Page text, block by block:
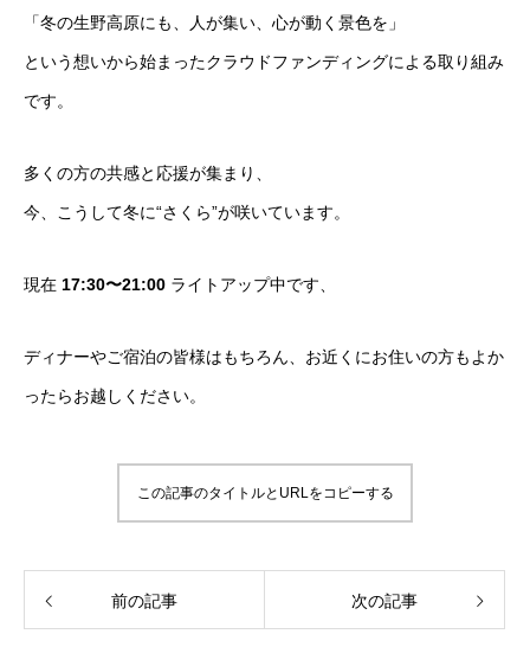
「冬の生野高原にも、人が集い、心が動く景色を」
という想いから始まったクラウドファンディングによる取り組み
です。
多くの方の共感と応援が集まり、
今、こうして冬に“さくら”が咲いています。
現在 17:30〜21:00 ライトアップ中です、
ディナーやご宿泊の皆様はもちろん、お近くにお住いの方もよか
ったらお越しください。
この記事のタイトルとURLをコピーする
前の記事 次の記事